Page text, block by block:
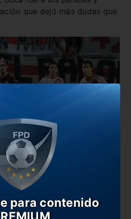
que dejó más dudas que
también hay un mal
Marcelo Gallardo cayó por
Lanús en la final de la
2016. Esa noche hicieron los
y Sand.
para contenido